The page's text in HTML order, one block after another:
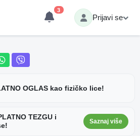
3
Prijavi se
OGLAS kao fizičko lice!
TEZGU i
Saznaj više